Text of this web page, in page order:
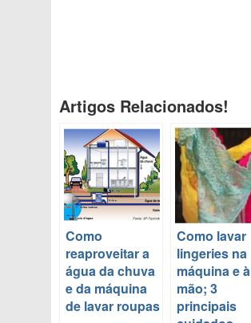
Artigos Relacionados!
Como
reaproveitar a
água da chuva
e da máquina
de lavar roupas
Como lavar
lingeries na
máquina e à
mão; 3
principais